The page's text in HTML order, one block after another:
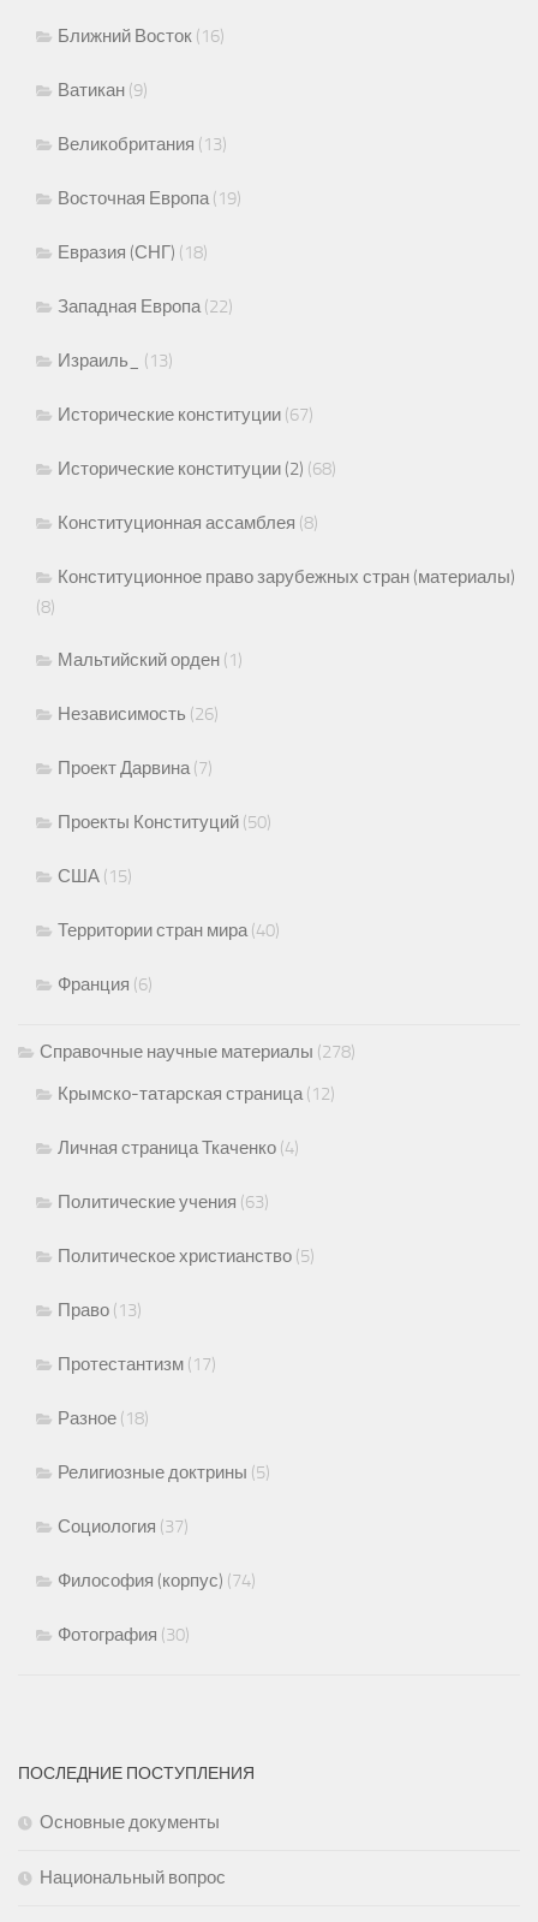
Ближний Восток (16)
Ватикан (9)
Великобритания (13)
Восточная Европа(19)
Евразия (СНГ) (18)
Западная Европа(22)
Израиль_ (13)
Исторические конституции (67)
Исторические конституции (2) (68)
Конституционная ассамблея (8)
Конституционное право зарубежных стран (материалы)
(8)
Мальтийский орден (1)
Независимость (26)
Проект Дарвина(7)
Проекты Конституций (50)
США (15)
Территории стран мира(40)
Франция (6)
Справочные научные материалы (278)
Крымско-татарская страница(12)
Личная страница Ткаченко (4)
Политические учения (63)
Политическое христианство (5)
Право (13)
Протестантизм (17)
Разное (18)
Религиозные доктрины (5)
Социология (37)
Философия (корпус) (74)
Фотография (30)
ПОСЛЕДНИЕ ПОСТУПЛЕНИЯ
Основные документы
Национальный вопрос